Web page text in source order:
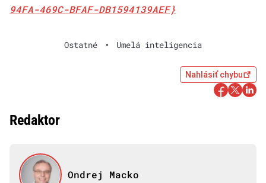
94FA-469C-BFAF-DB1594139AEF}
Ostatné • Umelá inteligencia
Nahlásiť chybu
Redaktor
Ondrej Macko